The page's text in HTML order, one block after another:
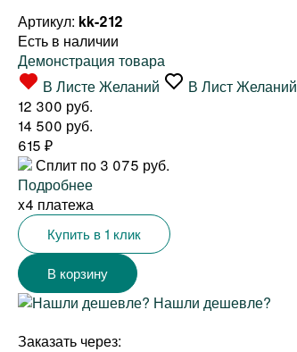
Артикул: kk-212
Есть в наличии
Демонстрация товара
В Листе Желаний
В Лист Желаний
12 300 руб.
14 500 руб.
615 ₽
Сплит по 3 075 руб.
Подробнее
x4 платежа
Купить в 1 клик
Нашли дешевле?
Заказать через: